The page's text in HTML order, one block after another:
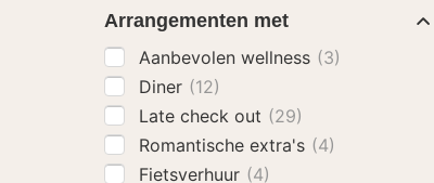
Arrangementen met
Aanbevolen wellness (3)
Diner (12)
Late check out (29)
Romantische extra's (4)
Fietsverhuur (4)